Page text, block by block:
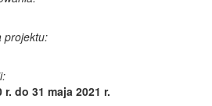
projektu:
r. do 31 maja 2021 r.